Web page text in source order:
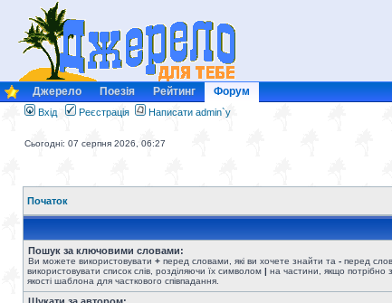
Джерело Поезія Рейтинг Форум
Вхід Реєстрація Написати admin`у
Сьогодні: 07 серпня 2026, 06:27
Початок
Пошук за ключовими словами:
Ви можете використовувати + перед словами, які ви хочете знайти та - перед
використовувати список слів, розділяючи їх символом | на частини, якщо потрібно
якості шаблона для часткового співпадання.